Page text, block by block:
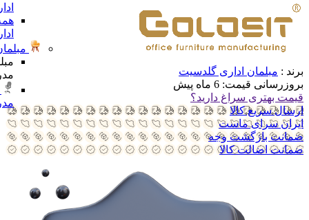
برند : مبلمان اداری گلدسیت
بروزرسانی قیمت: 6 ماه پیش
قیمت بهتری سراغ دارید؟
ارسال سریع کالا
ایران سرای ماست
ضمانت بازگشت وجه
ضمانت اضالت کالا